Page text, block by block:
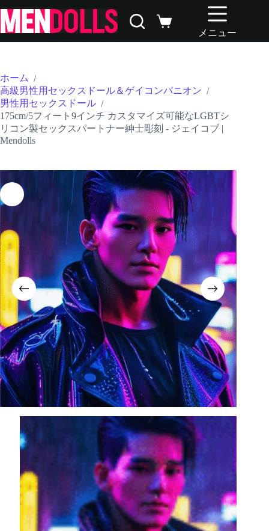
ン
テ
ン
ス
キ
ッ
プ
シ
グ
ー
ト
メニュー
ホーム /
高級男性用セックスドール＆ゲイコンパニオン /
男性用セックスドール /
175cm/5フィート9インチ カスタマイズ可能なLGBTシ
リコン製セックスパートナー紳士彫刻 - ジェイコブ |
Mendolls